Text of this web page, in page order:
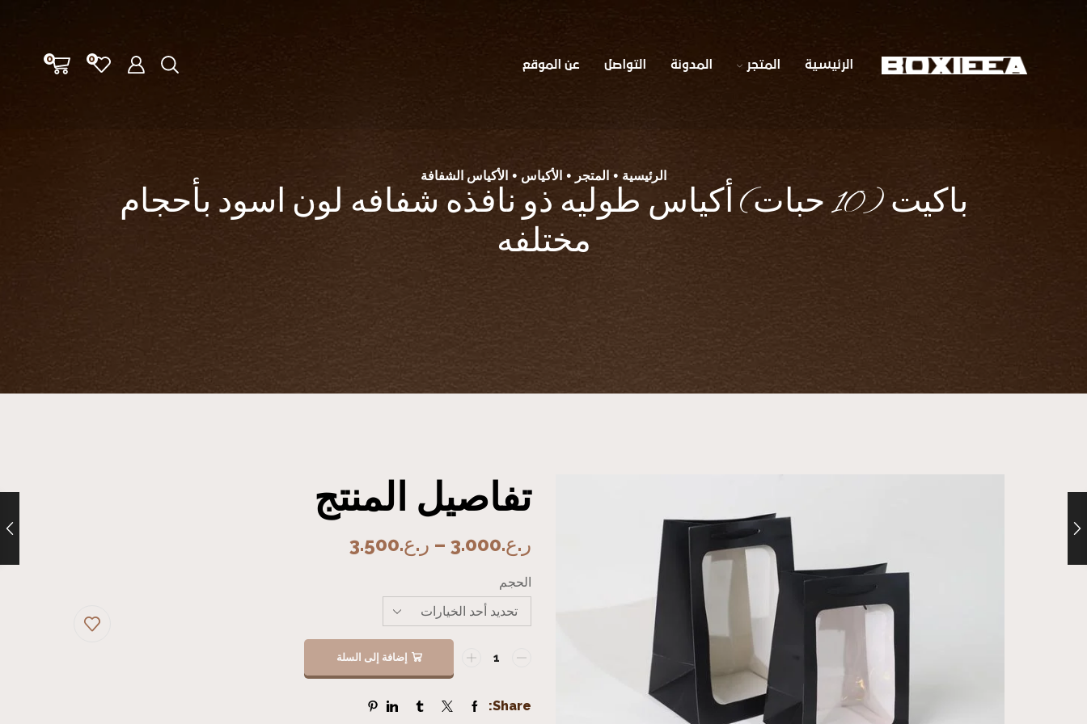
الرئيسية المتجر المدونة التواصل عن الموقع 0
0
الرئيسية • المتجر • الأكياس • الأكياس الشفافة
باكيت (10 حبات) أكياس طوليه ذو نافذه شفافه لون اسود بأحجام
مختلفه
تفاصيل المنتج
ر.ع.3.000
– ر.ع.3.500
الحجم
إضافة إلى السلة
Share: